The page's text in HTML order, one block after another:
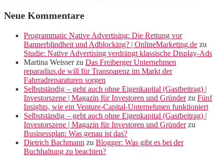
Neue Kommentare
Programmatic Native Advertising: Die Rettung vor
Bannerblindheit und Adblocking? | OnlineMarketing.de zu
Studie: Native Advertising verdrängt klassische Display-Ads
Martina Weisserzu Das Freiberger Unternehmen
reparadius.de will für Transparenz im Markt der
Fahrradreparaturen sorgen
Selbstständig – geht auch ohne Eigenkapital (Gastbeitrag) |
Investorszene | Magazin für Investoren und Gründerzu Fünf
Insights, wie ein Venture-Capital-Unternehmen funktioniert
Selbstständig – geht auch ohne Eigenkapital (Gastbeitrag) |
Investorszene | Magazin für Investoren und Gründerzu
Businessplan: Was genau ist das?
Dietrich Bachmann zu Blogger: Was gibt es bei der
Buchhaltung zu beachten?